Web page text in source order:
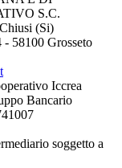
S.C.
(Si)
58100 Grosseto
Iccrea
Bancario
soggetto a